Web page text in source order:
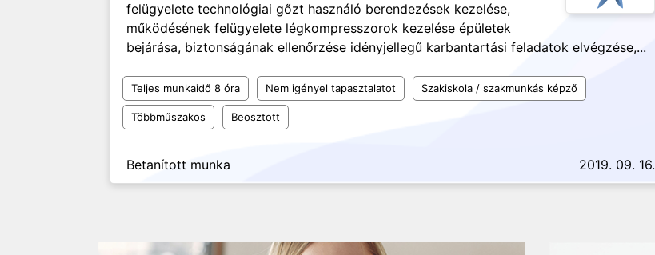
felügyelete technológiai gőzt használó berendezések kezelése,
működésének felügyelete légkompresszorok kezelése épületek
bejárása, biztonságának ellenőrzése idényjellegű karbantartási feladatok elvégzése,...
Teljes munkaidő 8 óra Nem igényel tapasztalatot Szakiskola / szakmunkás képző
Többműszakos Beosztott
Betanított munka 2019. 09. 16.